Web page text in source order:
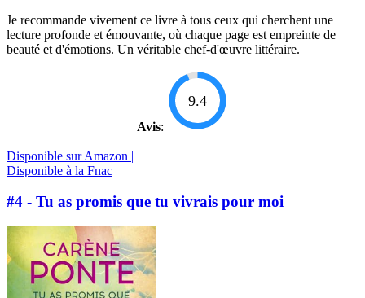
Je recommande vivement ce livre à tous ceux qui cherchent une
lecture profonde et émouvante, où chaque page est empreinte de
beauté et d'émotions. Un véritable chef-d'œuvre littéraire.
Avis:
9.4
Disponible sur Amazon |
Disponible à la Fnac
#4 - Tu as promis que tu vivrais pour moi